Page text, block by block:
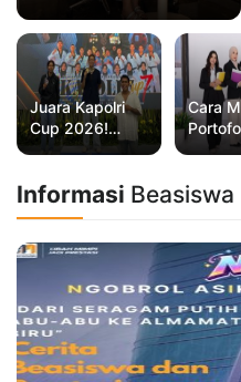
Manajemen atau
Bisnis Digital? Ini
Jawabannya Sebelum
Kamu Salah Jurusan
Juara Kapolri
Cup 2026!
Mahasiswa
Nusa Mandiri
di Kejurnas
Cara
Sejak
Informasi Beasiswa